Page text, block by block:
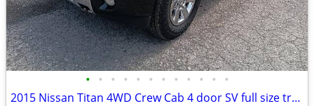
• • • • • • • • • • • •
2015 Nissan Titan 4WD Crew Cab 4 door SV full size truck leather sunro